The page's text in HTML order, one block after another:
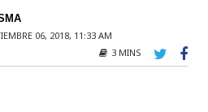
06, 2018, 11:33 AM
3 MINS